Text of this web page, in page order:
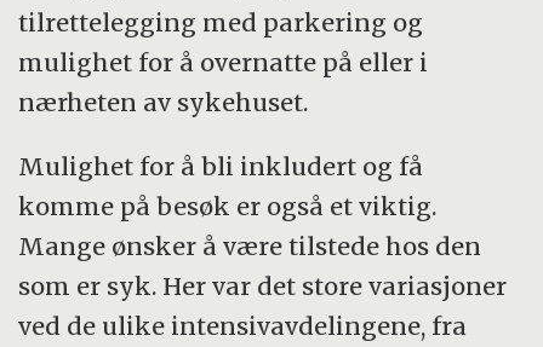
tilrettelegging med parkering og
mulighet for å overnatte på eller i
nærheten av sykehuset.
Mulighet for å bli inkludert og få
komme på besøk er også et viktig.
Mange ønsker å være tilstede hos den
som er syk. Her var det store variasjoner
ved de ulike intensivavdelingene, fra